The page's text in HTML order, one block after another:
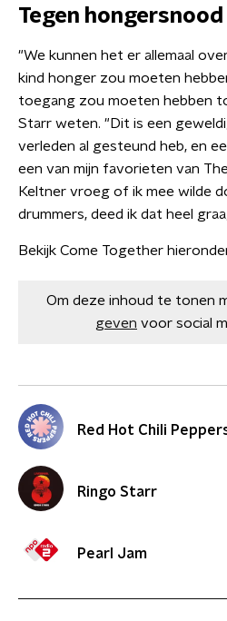
Tegen hongersnood
"We kunnen het er allemaal
kind honger zou moeten
toegang zou moeten hebben
Starr weten. "Dit is een
verleden al gesteund heb, en
een van mijn favorieten van
Keltner vroeg of ik mee wilde
drummers, deed ik dat heel
Bekijk Come Together
Om deze inhoud te tonen
geven voor social
Red Hot Chili
Ringo Starr
Pearl Jam